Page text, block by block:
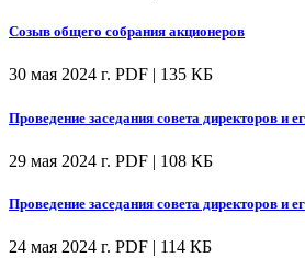
Созыв общего собрания акционеров
30 мая 2024 г. PDF | 135 КБ
Проведение заседания совета директоров и
29 мая 2024 г. PDF | 108 КБ
Проведение заседания совета директоров и
24 мая 2024 г. PDF | 114 КБ